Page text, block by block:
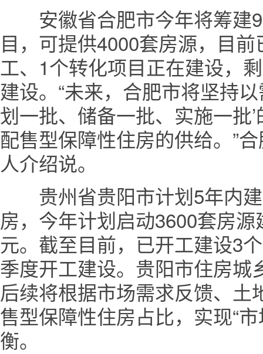
安徽省合肥市今年将筹建9
目，可提供4000套房源，目
工、1个转化项目正在建设，
建设。“未来，合肥市将坚持
划一批、储备一批、实施一批
配售型保障性住房的供给。”
人介绍说。
贵州省贵阳市计划5年内建
房，今年计划启动3600套房
元。截至目前，已开工建设3
季度开工建设。贵阳市住房城
后续将根据市场需求反馈、
售型保障性住房占比，实现“
衡。